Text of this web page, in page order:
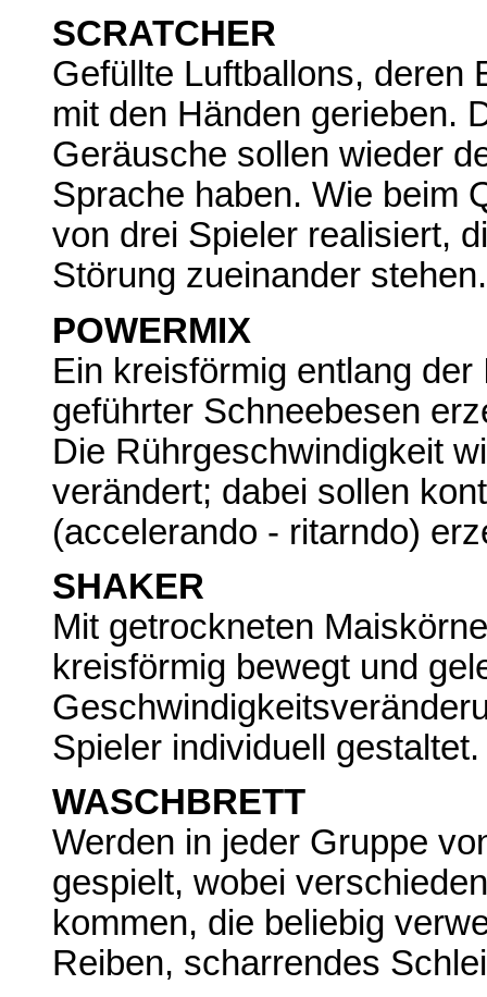
SCRATCHER
Gefüllte Luftballons, deren
mit den Händen gerieben.
Geräusche sollen wieder
Sprache haben. Wie beim
von drei Spieler realisiert,
Störung zueinander stehen.
POWERMIX
Ein kreisförmig entlang
geführter Schneebesen
Die Rührgeschwindigkeit
verändert; dabei sollen
(accelerando - ritarndo)
SHAKER
Mit getrockneten
kreisförmig bewegt und
Spieler individuell gestaltet.
WASCHBRETT
Werden in jeder Gruppe
gespielt, wobei
kommen, die beliebig
Reiben, scharrendes